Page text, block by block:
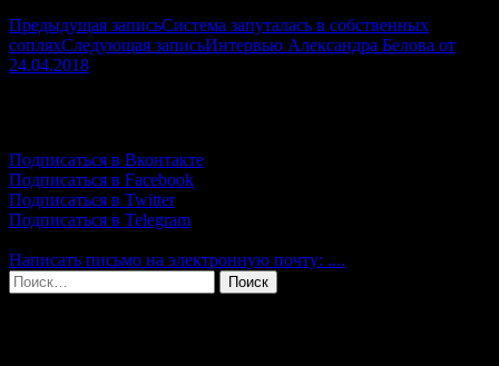
Навигация
по
Предыдущая записьСистема запуталась в собственных
сопляхСледующая записьИнтервью Александра Белова от
24.04.2018
Подписаться в Вконтакте
Подписаться в Facebook
Подписаться в Twitter
Подписаться в Telegram
Написать письмо на электронную почту: ....
Найти: